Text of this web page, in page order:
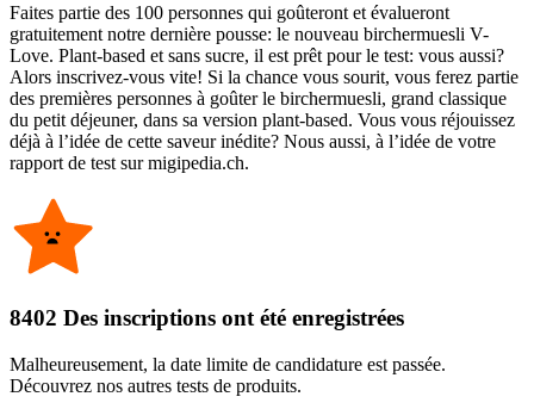
Faites partie des 100 personnes qui goûteront et évalueront
gratuitement notre dernière pousse: le nouveau birchermuesli V-
Love. Plant-based et sans sucre, il est prêt pour le test: vous aussi?
Alors inscrivez-vous vite! Si la chance vous sourit, vous ferez partie
des premières personnes à goûter le birchermuesli, grand classique
du petit déjeuner, dans sa version plant-based. Vous vous réjouissez
déjà à l’idée de cette saveur inédite? Nous aussi, à l’idée de votre
rapport de test sur migipedia.ch.
8402 Des inscriptions ont été enregistrées
Malheureusement, la date limite de candidature est passée.
Découvrez nos autres tests de produits.